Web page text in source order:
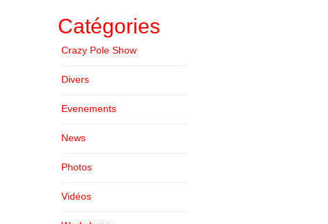
Catégories
Crazy Pole Show
Divers
Evenements
News
Photos
Vidéos